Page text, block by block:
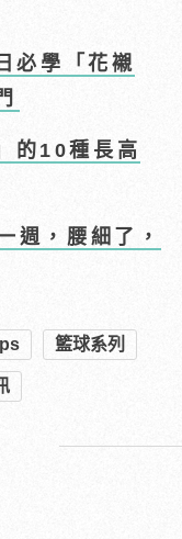
必學「花襯
的10種長高
週，腰細了，
籃球系列